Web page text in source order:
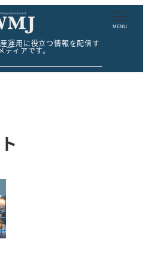
運用に役立つ情報を配信す
ディアです。
MENU